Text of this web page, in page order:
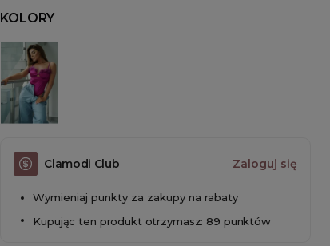
KOLORY
Clamodi Club Zaloguj się
Wymieniaj punkty za zakupy na rabaty
Kupując ten produkt otrzymasz: 89 punktów